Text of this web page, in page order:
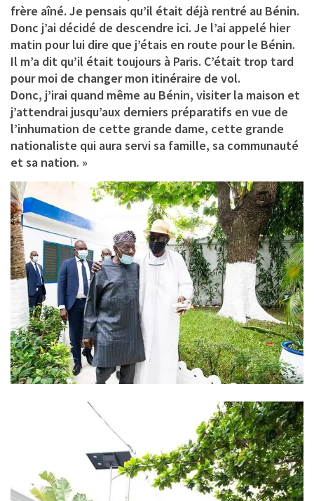
frère aîné. Je pensais qu’il était déjà rentré au Bénin.
Donc j’ai décidé de descendre ici. Je l’ai appelé hier
matin pour lui dire que j’étais en route pour le Bénin.
Il m’a dit qu’il était toujours à Paris. C’était trop tard
pour moi de changer mon itinéraire de vol.
Donc, j’irai quand même au Bénin, visiter la maison et
j’attendrai jusqu’aux derniers préparatifs en vue de
l’inhumation de cette grande dame, cette grande
nationaliste qui aura servi sa famille, sa communauté
et sa nation. »